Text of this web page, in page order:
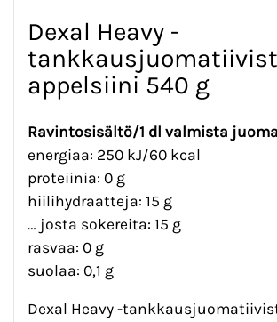
Dexal Heavy -
appelsiini 540 g
Ravintosisältö/1 dl valmista
energiaa: 250 kJ/60 kcal
proteiinia: 0 g
hiilihydraatteja: 15 g
… josta sokereita: 15 g
rasvaa: 0 g
suolaa: 0,1 g
Dexal Heavy -